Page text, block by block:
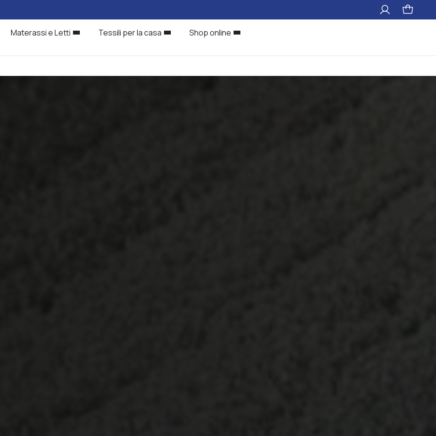
Il
mio
Pagina
carrello
Materassi e Letti
Tessili per la casa Shop online